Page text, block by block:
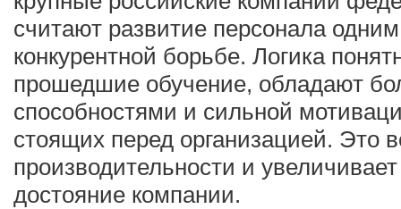
считают развитие персонала
конкурентной борьбе. Логика
прошедшие обучение, обладают
способностями и сильной
стоящих перед организацией. Это
производительности и
достояние компании.